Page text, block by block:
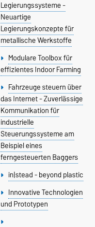
Legierungssysteme -
Neuartige
Legierungskonzepte für
metallische Werkstoffe
Modulare Toolbox für
effizientes Indoor Farming
Fahrzeuge steuern über
das Internet - Zuverlässige
Kommunikation für
industrielle
Steuerungssysteme am
Beispiel eines
ferngesteuerten Baggers
in|stead - beyond plastic
Innovative Technologien
und Prototypen